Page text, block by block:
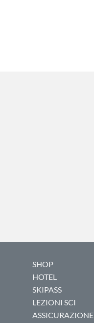
SHOP
HOTEL
SKIPASS
LEZIONI SCI
ASSICURAZIONE